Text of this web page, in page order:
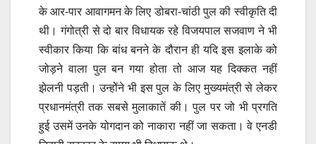
के आर-पार आवागमन के लिए डोबरा-चांठी पुल की स्वीकृति दी
थी। गंगोत्री से दो बार विधायक रहे विजयपाल सजवाण ने भी
स्वीकार किया कि बांध बनने के दौरान ही यदि इस इलाके को
जोड़ने वाला पुल बन गया होता तो आज यह दिक्कत नहीं
झेलनी पड़ती। उन्होेंने भी इस पुल के लिए मुख्यमंत्री से लेकर
प्रधानमंत्री तक सबसे मुलाकातें की। पुल पर जो भी प्रगति
हुई उसमें उनके योगदान को नाकारा नहीं जा सकता। वे एनडी